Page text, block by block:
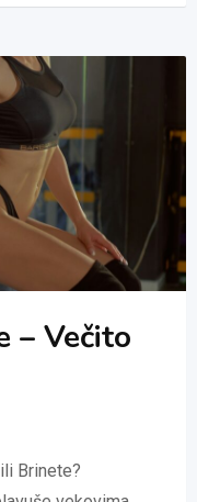
– Večito
Brinete?